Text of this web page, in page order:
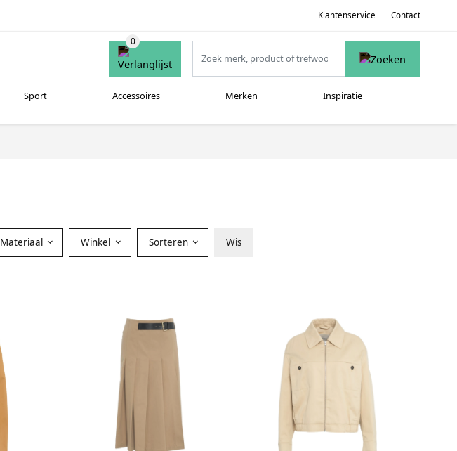
Klantenservice Contact
Sport Accessoires Merken Inspiratie
Materiaal Winkel Sorteren Wis